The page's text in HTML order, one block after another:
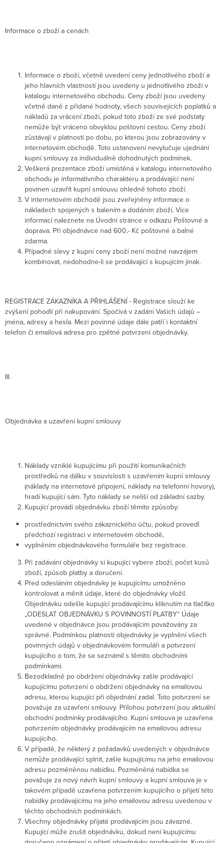
Informace o zboží a cenách
Informace o zboží, včetně uvedení ceny jednotlivého zboží a
jeho hlavních vlastností jsou uvedeny u jednotlivého zboží v
katalogu internetového obchodu. Ceny zboží jsou uvedeny
včetně daně z přidané hodnoty, všech souvisejících poplatků a
nákladů za vrácení zboží, pokud toto zboží ze své podstaty
nemůže být vráceno obvyklou poštovní cestou. Ceny zboží
zůstávají v platnosti po dobu, po kterou jsou zobrazovány v
internetovém obchodě. Toto ustanovení nevylučuje ujednání
kupní smlouvy za individuálně dohodnutých podmínek.
Veškerá prezentace zboží umístěná v katalogu internetového
obchodu je informativního charakteru a prodávající není
povinen uzavřít kupní smlouvu ohledně tohoto zboží.
V internetovém obchodě jsou zveřejněny informace o
nákladech spojených s balením a dodáním zboží. Více
informací naleznete na Úvodní stránce v odkazu Poštovné a
doprava. Při objednávce nad 600,- Kč poštovné a balné
zdarma.
Případné slevy z kupní ceny zboží není možné navzájem
kombinovat, nedohodne-li se prodávající s kupujícím jinak.
REGISTRACE ZÁKAZNÍKA A PŘIHLÁŠENÍ - Registrace slouží ke
zvýšení pohodlí při nakupování. Spočívá v zadání Vašich údajů –
jména, adresy a hesla. Mezi povinné údaje dále patří i kontaktní
telefon či emailová adresa pro zpětné potvrzení objednávky.
III.
Objednávka a uzavření kupní smlouvy
Náklady vzniklé kupujícímu při použití komunikačních
prostředků na dálku v souvislosti s uzavřením kupní smlouvy
(náklady na internetové připojení, náklady na telefonní hovory),
hradí kupující sám. Tyto náklady se neliší od základní sazby.
Kupující provádí objednávku zboží těmito způsoby:
prostřednictvím svého zákaznického účtu, pokud provedl
předchozí registraci v internetovém obchodě,
vyplněním objednávkového formuláře bez registrace.
Při zadávání objednávky si kupující vybere zboží, počet kusů
zboží, způsob platby a doručení.
Před odesláním objednávky je kupujícímu umožněno
kontrolovat a měnit údaje, které do objednávky vložil.
Objednávku odešle kupující prodávajícímu kliknutím na tlačítko
„ODESLAT OBJEDNÁVKU S POVINNOSTÍ PLATBY“ Údaje
uvedené v objednávce jsou prodávajícím považovány za
správné. Podmínkou platnosti objednávky je vyplnění všech
povinných údajů v objednávkovém formuláři a potvrzení
kupujícího o tom, že se seznámil s těmito obchodními
podmínkami.
Bezodkladně po obdržení objednávky zašle prodávající
kupujícímu potvrzení o obdržení objednávky na emailovou
adresu, kterou kupující při objednání zadal. Toto potvrzení se
považuje za uzavření smlouvy. Přílohou potvrzení jsou aktuální
obchodní podmínky prodávajícího. Kupní smlouva je uzavřena
potvrzením objednávky prodávajícím na emailovou adresu
kupujícího.
V případě, že některý z požadavků uvedených v objednávce
nemůže prodávající splnit, zašle kupujícímu na jeho emailovou
adresu pozměněnou nabídku. Pozměněná nabídka se
považuje za nový návrh kupní smlouvy a kupní smlouva je v
takovém případě uzavřena potvrzením kupujícího o přijetí této
nabídky prodávajícímu na jeho emailovou adresu uvedenou v
těchto obchodních podmínkách.
Všechny objednávky přijaté prodávajícím jsou závazné.
Kupující může zrušit objednávku, dokud není kupujícímu